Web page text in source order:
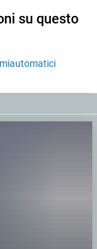
su questo